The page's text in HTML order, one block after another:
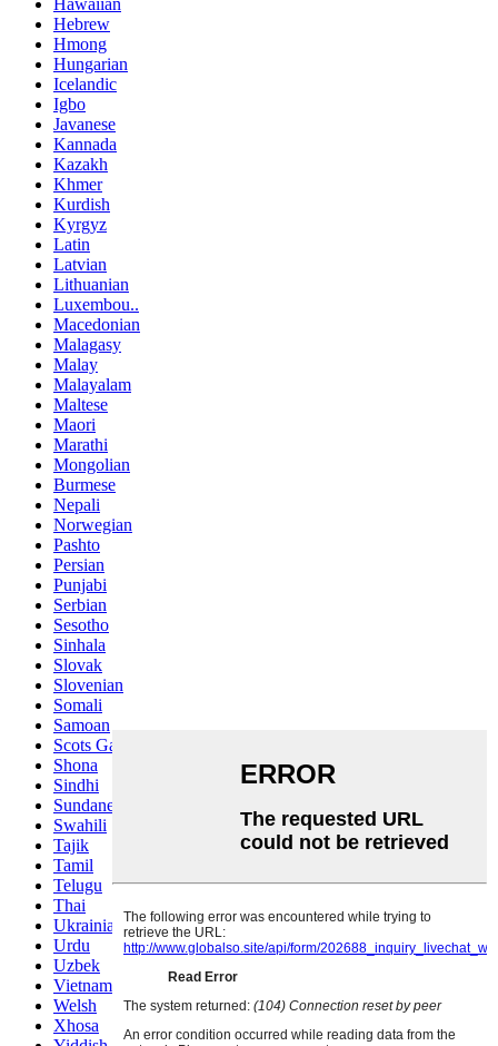
Hawaiian
Hebrew
Hmong
Hungarian
Icelandic
Igbo
Javanese
Kannada
Kazakh
Khmer
Kurdish
Kyrgyz
Latin
Latvian
Lithuanian
Luxembou..
Macedonian
Malagasy
Malay
Malayalam
Maltese
Maori
Marathi
Mongolian
Burmese
Nepali
Norwegian
Pashto
Persian
Punjabi
Serbian
Sesotho
Sinhala
Slovak
Slovenian
Somali
Samoan
Scots Gaelic
Shona
Sindhi
Sundanese
Swahili
Tajik
Tamil
Telugu
Thai
Ukrainian
Urdu
Uzbek
Vietnamese
Welsh
Xhosa